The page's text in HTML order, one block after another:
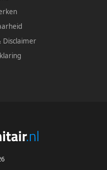
Disclaimer